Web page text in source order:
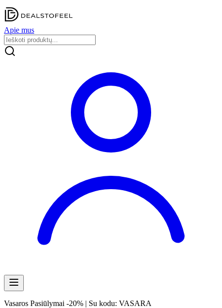
Apie mus
Vasaros Pasiūlymai -20% | Su kodu: VASARA